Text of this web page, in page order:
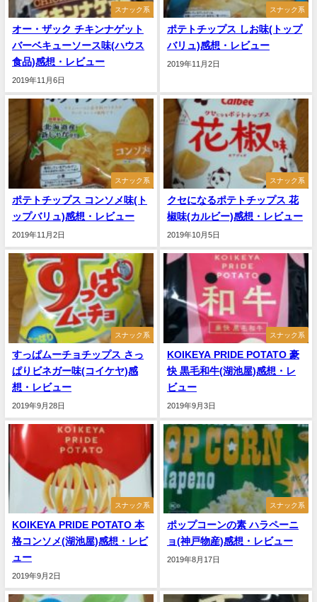
スナック系
オー・ザック チキンナゲット
バーベキューソース味(ハウス
食品)感想・レビュー
2019年11月6日
スナック系
ポテトチップス しお味(トップ
バリュ)感想・レビュー
2019年11月2日
スナック系
ポテトチップス コンソメ味(ト
ップバリュ)感想・レビュー
2019年11月2日
スナック系
クセになるポテトチップス 花
椒味(カルビー)感想・レビュー
2019年10月5日
スナック系
すっぱムーチョチップス さっ
ぱりビネガー味(コイケヤ)感
想・レビュー
2019年9月28日
スナック系
KOIKEYA PRIDE POTATO 豪
快 黒毛和牛(湖池屋)感想・レ
ビュー
2019年9月3日
スナック系
KOIKEYA PRIDE POTATO 本
格コンソメ(湖池屋)感想・レビ
ュー
2019年9月2日
スナック系
ポップコーンの素 ハラペーニ
ョ(神戸物産)感想・レビュー
2019年8月17日